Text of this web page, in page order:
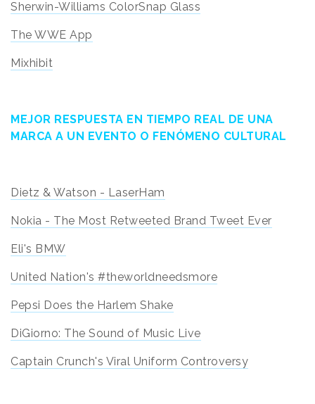
Sherwin-Williams ColorSnap Glass
The WWE App
Mixhibit
MEJOR RESPUESTA EN TIEMPO REAL DE UNA
MARCA A UN EVENTO O FENÓMENO CULTURAL
Dietz & Watson - LaserHam
Nokia - The Most Retweeted Brand Tweet Ever
Eli's BMW
United Nation's #theworldneedsmore
Pepsi Does the Harlem Shake
DiGiorno: The Sound of Music Live
Captain Crunch's Viral Uniform Controversy